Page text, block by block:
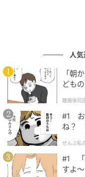
人
「朝
ども
離婚後同
#1 お
ね？
ぜんぶ私
#1 「
すよ